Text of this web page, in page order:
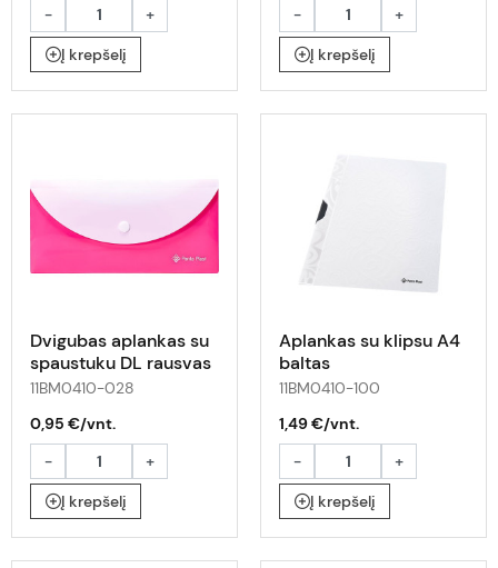
-
+
Į krepšelį
-
+
Į krepšelį
Dvigubas aplankas su
spaustuku DL rausvas
11BM0410-028
0,95 €/vnt.
-
+
Į krepšelį
Aplankas su klipsu A4
baltas
11BM0410-100
1,49 €/vnt.
-
+
Į krepšelį